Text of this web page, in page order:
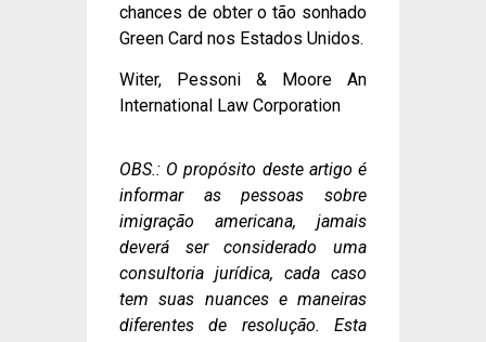
chances de obter o tão sonhado
Green Card nos Estados Unidos.
Witer, Pessoni & Moore An
International Law Corporation
OBS.: O propósito deste artigo é
informar as pessoas sobre
imigração americana, jamais
deverá ser considerado uma
consultoria jurídica, cada caso
tem suas nuances e maneiras
diferentes de resolução. Esta